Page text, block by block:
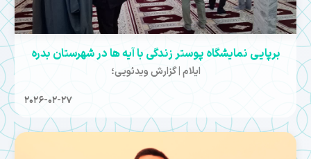
برپایی نمایشگاه پوستر زندگی با آیه ها در شهرستان بدره
ایلام | گزارش ویدئویی؛
2026-02-27